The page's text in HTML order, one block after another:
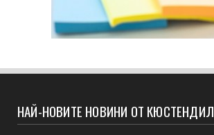
НАЙ-НОВИТЕ НОВИНИ ОТ КЮСТЕНДИЛ